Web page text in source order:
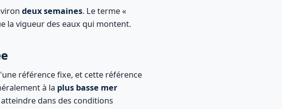
deux semaines. Le terme «
la vigueur des eaux qui montent.
référence fixe, et cette référence
à la plus basse mer
dans des conditions